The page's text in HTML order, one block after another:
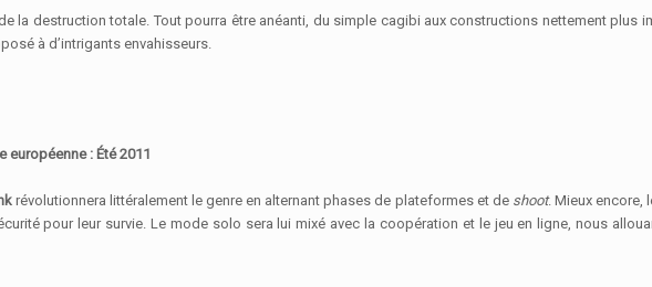
la destruction totale. Tout pourra être anéanti, du simple cagibi aux constructions nettement plus
à d’intrigants envahisseurs.
européenne : Été 2011
révolutionnera littéralement le genre en alternant phases de plateformes et de shoot. Mieux encore,
pour leur survie. Le mode solo sera lui mixé avec la coopération et le jeu en ligne, nous